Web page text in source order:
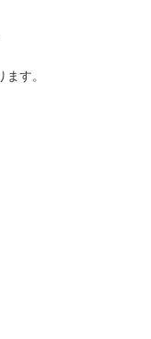
す。